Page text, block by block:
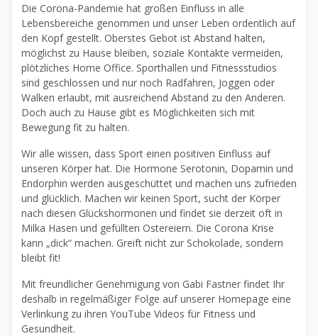
Die Corona-Pandemie hat großen Einfluss in alle
Lebensbereiche genommen und unser Leben ordentlich auf
den Kopf gestellt. Oberstes Gebot ist Abstand halten,
möglichst zu Hause bleiben, soziale Kontakte vermeiden,
plötzliches Home Office. Sporthallen und Fitnessstudios
sind geschlossen und nur noch Radfahren, Joggen oder
Walken erlaubt, mit ausreichend Abstand zu den Anderen.
Doch auch zu Hause gibt es Möglichkeiten sich mit
Bewegung fit zu halten.
Wir alle wissen, dass Sport einen positiven Einfluss auf
unseren Körper hat. Die Hormone Serotonin, Dopamin und
Endorphin werden ausgeschüttet und machen uns zufrieden
und glücklich. Machen wir keinen Sport, sucht der Körper
nach diesen Glückshormonen und findet sie derzeit oft in
Milka Hasen und gefüllten Ostereiern. Die Corona Krise
kann „dick“ machen. Greift nicht zur Schokolade, sondern
bleibt fit!
Mit freundlicher Genehmigung von Gabi Fastner findet Ihr
deshalb in regelmäßiger Folge auf unserer Homepage eine
Verlinkung zu ihren YouTube Videos für Fitness und
Gesundheit.